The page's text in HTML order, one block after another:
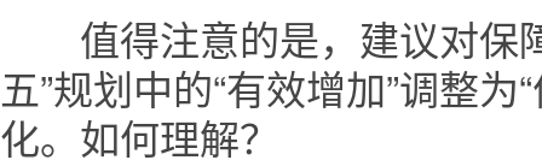
值得注意的是，建议对保
五”规划中的“有效增加”调整
化。如何理解？